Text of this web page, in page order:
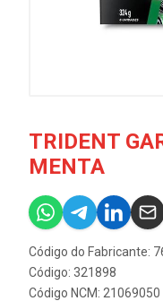
TRIDENT
MENTA
Código do Fabricante:
Código: 321898
Código NCM: 21069050